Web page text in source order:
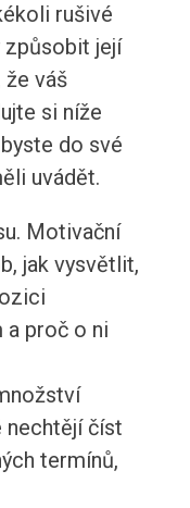
rušivé
způsobit její
že váš
si níže
do své
uvádět.
Motivační
jak vysvětlit,
a proč o ni
nechtějí číst
termínů,